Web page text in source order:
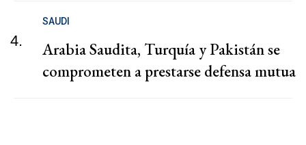
4.
SAUDI
Arabia Saudita, Turquía y Pakistán se
comprometen a prestarse defensa mutua